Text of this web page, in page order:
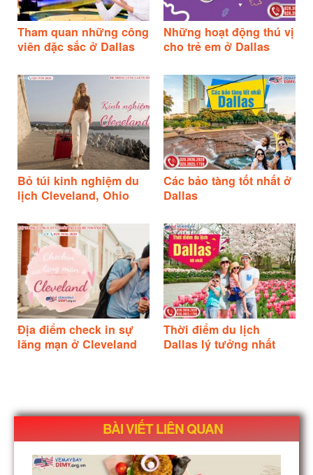
Tham quan những công
viên đặc sắc ở Dallas
Những hoạt động thú vị
cho trẻ em ở Dallas
Bỏ túi kinh nghiệm du
lịch Cleveland, Ohio
Các bảo tàng tốt nhất ở
Dallas
Địa điểm check in sự
lãng mạn ở Cleveland
Thời điểm du lịch
Dallas lý tưởng nhất
BÀI VIẾT LIÊN QUAN